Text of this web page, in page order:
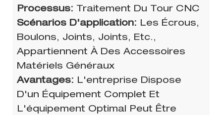
Processus:
Traitement Du Tour CNC
Scénarios D'application: Les Écrous,
Boulons, Joints, Joints, Etc.,
Appartiennent À Des Accessoires
Matériels Généraux
Avantages: L'entreprise Dispose
D'un Équipement Complet Et
L'équipement Optimal Peut Être